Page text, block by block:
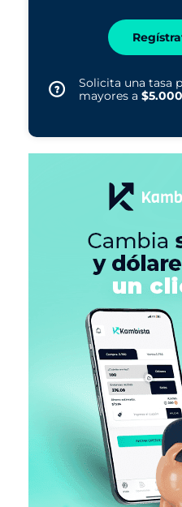
Solicita una tasa
mayores a $5.000